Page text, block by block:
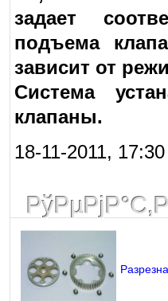
задает
подъема
зависит от
Система
клапаны.
18-11-2011,